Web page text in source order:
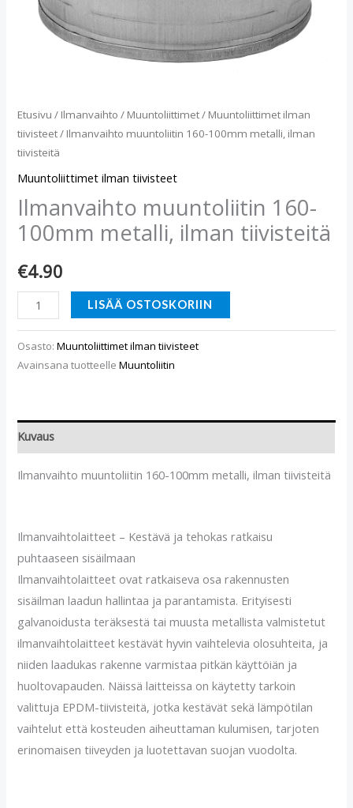
Etusivu / Ilmanvaihto / Muuntoliittimet/ Muuntoliittimet ilman
tiivisteet/ Ilmanvaihto muuntoliitin 160-100mm metalli, ilman
tiivisteitä
Muuntoliittimet ilman tiivisteet
Ilmanvaihto muuntoliitin 160-
100mm metalli, ilman tiivisteitä
€4.90
LISÄÄ OSTOSKORIIN
Osasto:Muuntoliittimet ilman tiivisteet
Avainsana tuotteelleMuuntoliitin
Kuvaus
Ilmanvaihto muuntoliitin 160-100mm metalli, ilman tiivisteitä
Ilmanvaihtolaitteet – Kestävä ja tehokas ratkaisu
puhtaaseen sisäilmaan
Ilmanvaihtolaitteet ovat ratkaiseva osa rakennusten
sisäilman laadun hallintaa ja parantamista. Erityisesti
galvanoidusta teräksestä tai muusta metallista valmistetut
ilmanvaihtolaitteet kestävät hyvin vaihtelevia olosuhteita, ja
niiden laadukas rakenne varmistaa pitkän käyttöiän ja
huoltovapauden. Näissä laitteissa on käytetty tarkoin
valittuja EPDM-tiivisteitä, jotka kestävät sekä lämpötilan
vaihtelut että kosteuden aiheuttaman kulumisen, tarjoten
erinomaisen tiiveyden ja luotettavan suojan vuodolta.